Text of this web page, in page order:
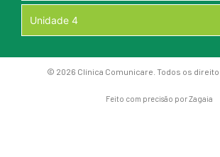
Unidade 4
© 2026 Clínica Comunicare. Todos os
Feito com precisão porZagaia